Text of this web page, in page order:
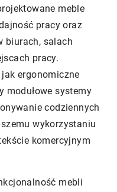
meble
pracy oraz
biurach, salach
pracy.
ergonomiczne
modułowe systemy
codziennych
wykorzystaniu
komercyjnym
mebli